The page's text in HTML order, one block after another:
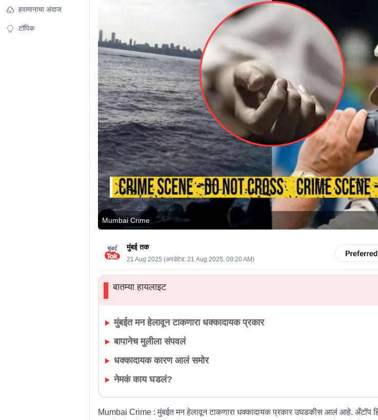
हवामानाचा अंदाज
टॉपिक
Mumbai Crime
मुंबई तक
21 Aug 2025 (अपडेटेड: 21 Aug 2025, 09:20 AM)
▌बातम्या हायलाइट
मुंबईत मन हेलावून टाकणारा धक्कादायक प्रकार
बापानेच मुलीला संपवलं
धक्कादायक कारण आलं समोर
नेमकं काय घडलं?
Mumbai Crime : मुंबईत मन हेलावून टाकणारा धक्कादायक प्रकार उघडकीस आलं आहे. अँटॉप